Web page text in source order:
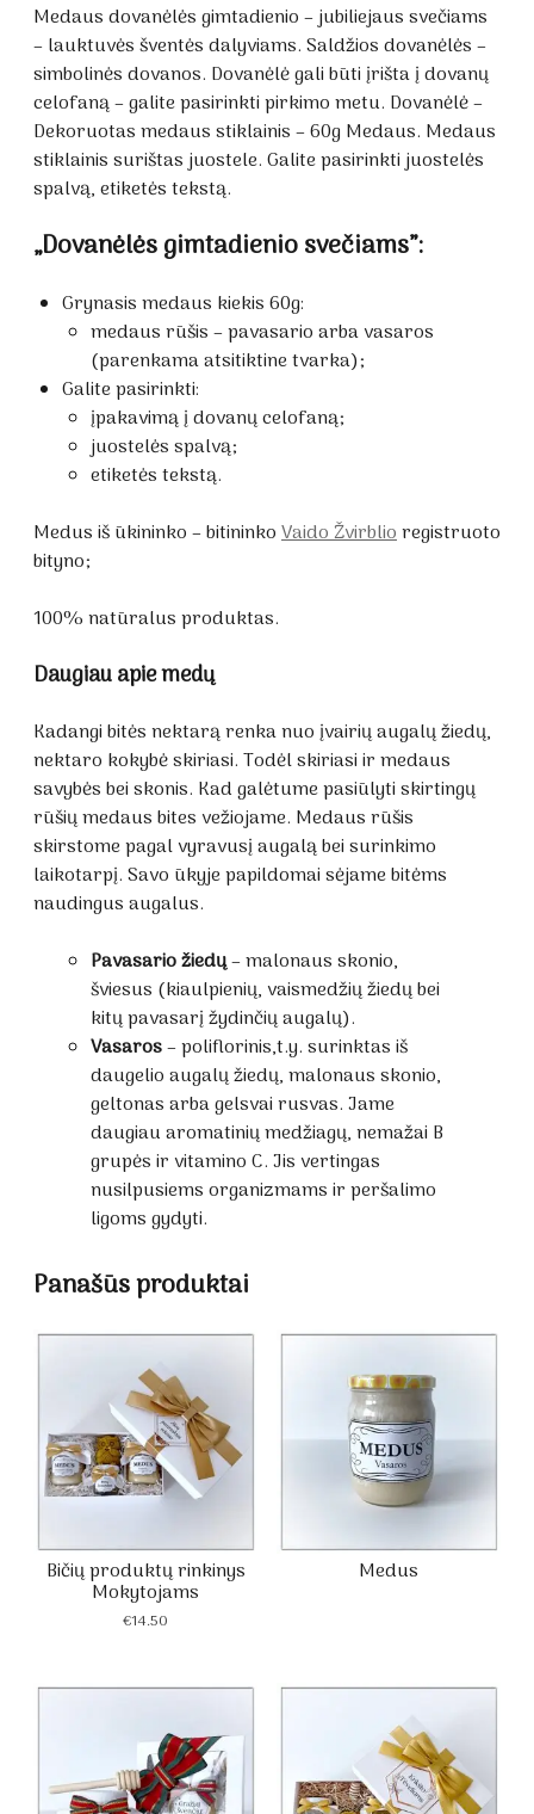
Medaus dovanėlės gimtadienio – jubiliejaus svečiams
– lauktuvės šventės dalyviams. Saldžios dovanėlės –
simbolinės dovanos. Dovanėlė gali būti įrišta į dovanų
celofaną – galite pasirinkti pirkimo metu. Dovanėlė –
Dekoruotas medaus stiklainis – 60g Medaus. Medaus
stiklainis surištas juostele. Galite pasirinkti juostelės
spalvą, etiketės tekstą.
„Dovanėlės gimtadienio svečiams”:
Grynasis medaus kiekis 60g:
medaus rūšis – pavasario arba vasaros
(parenkama atsitiktine tvarka);
Galite pasirinkti:
įpakavimą į dovanų celofaną;
juostelės spalvą;
etiketės tekstą.
Medus iš ūkininko – bitininkoVaido Žvirblioregistruoto
bityno;
100% natūralus produktas.
Daugiau apie medų
Kadangi bitės nektarą renka nuo įvairių augalų žiedų,
nektaro kokybė skiriasi. Todėl skiriasi ir medaus
savybės bei skonis. Kad galėtume pasiūlyti skirtingų
rūšių medaus bites vežiojame. Medaus rūšis
skirstome pagal vyravusį augalą bei surinkimo
laikotarpį. Savo ūkyje papildomai sėjame bitėms
naudingus augalus.
Pavasario žiedų– malonaus skonio,
šviesus (kiaulpienių, vaismedžių žiedų bei
kitų pavasarį žydinčių augalų).
Vasaros– poliflorinis,t.y. surinktas iš
daugelio augalų žiedų, malonaus skonio,
geltonas arba gelsvai rusvas. Jame
daugiau aromatinių medžiagų, nemažai B
grupės ir vitamino C. Jis vertingas
nusilpusiems organizmams ir peršalimo
ligoms gydyti.
Panašūs produktai
Bičių produktų rinkinys
Mokytojams
€14.50
Medus